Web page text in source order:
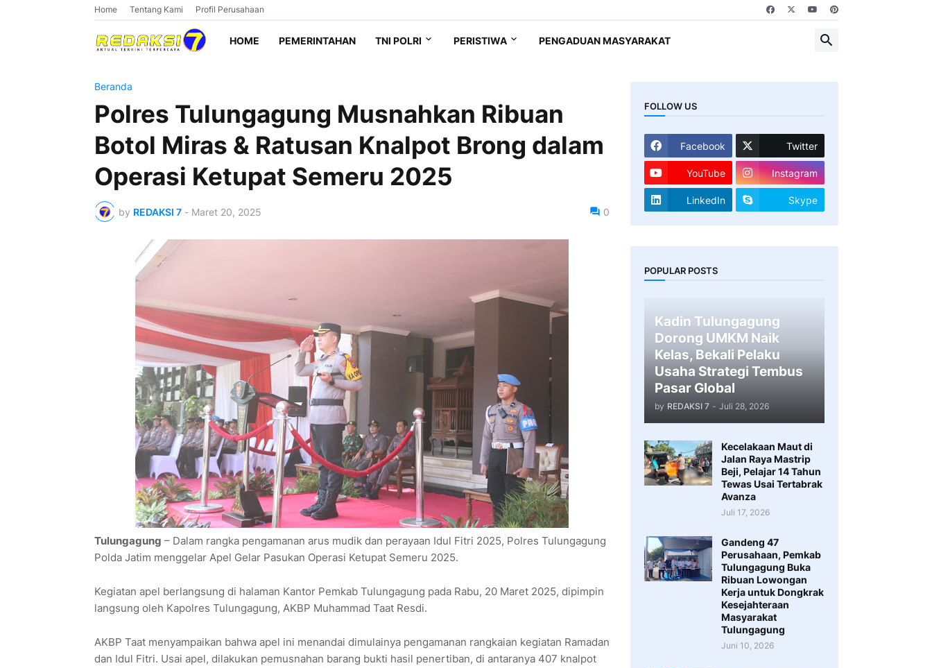
Home Tentang Kami Profil Perusahaan
HOME PEMERINTAHAN TNI POLRI PERISTIWA PENGADUAN MASYARAKAT
Beranda
Polres Tulungagung Musnahkan Ribuan
Botol Miras & Ratusan Knalpot Brong dalam
Operasi Ketupat Semeru 2025
by REDAKSI 7 - Maret 20, 2025 0
Tulungagung – Dalam rangka pengamanan arus mudik dan perayaan Idul Fitri 2025, Polres Tulungagung
Polda Jatim menggelar Apel Gelar Pasukan Operasi Ketupat Semeru 2025.
Kegiatan apel berlangsung di halaman Kantor Pemkab Tulungagung pada Rabu, 20 Maret 2025, dipimpin
langsung oleh Kapolres Tulungagung, AKBP Muhammad Taat Resdi.
AKBP Taat menyampaikan bahwa apel ini menandai dimulainya pengamanan rangkaian kegiatan Ramadan
dan Idul Fitri. Usai apel, dilakukan pemusnahan barang bukti hasil penertiban, di antaranya 407 knalpot
FOLLOW US
Facebook Twitter
YouTube Instagram
LinkedIn Skype
POPULAR POSTS
Kadin Tulungagung
Dorong UMKM Naik
Kelas, Bekali Pelaku
Usaha Strategi Tembus
Pasar Global
by REDAKSI 7 - Juli 28, 2026
Kecelakaan Maut di
Jalan Raya Mastrip
Beji, Pelajar 14 Tahun
Tewas Usai Tertabrak
Avanza
Juli 17, 2026
Gandeng 47
Perusahaan, Pemkab
Tulungagung Buka
Ribuan Lowongan
Kerja untuk Dongkrak
Kesejahteraan
Masyarakat
Tulungagung
Juni 10, 2026